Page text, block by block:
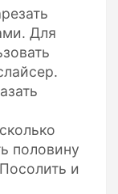
Для
половину
и